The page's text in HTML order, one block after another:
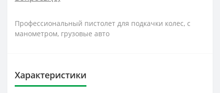
Профессиональный пистолет для подкачки колес, с
манометром, грузовые авто
Характеристики